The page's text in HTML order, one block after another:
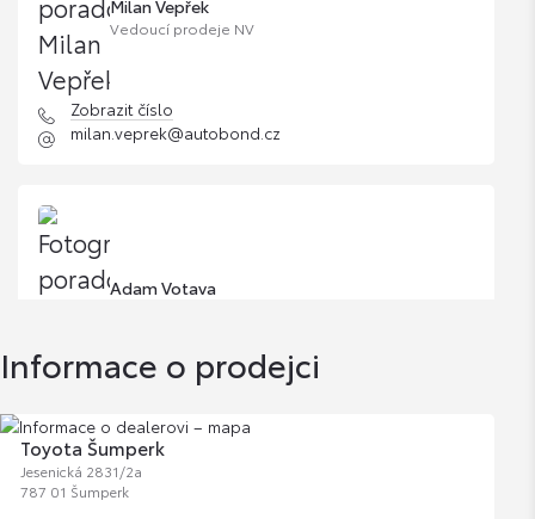
Milan Vepřek
Vedoucí prodeje NV
Zobrazit číslo
milan.veprek@autobond.cz
Adam Votava
Zobrazit číslo
Informace o prodejci
Toyota Šumperk
Jesenická 2831/2a
787 01 Šumperk